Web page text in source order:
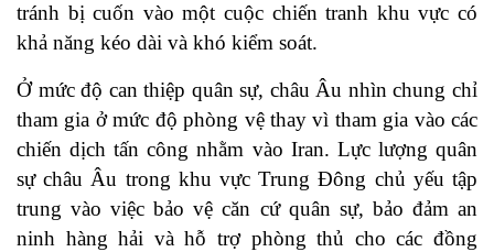
tránh bị cuốn vào một cuộc chiến tranh khu vực có
khả năng kéo dài và khó kiểm soát.
Ở mức độ can thiệp quân sự, châu Âu nhìn chung chỉ
tham gia ở mức độ phòng vệ thay vì tham gia vào các
chiến dịch tấn công nhằm vào Iran. Lực lượng quân
sự châu Âu trong khu vực Trung Đông chủ yếu tập
trung vào việc bảo vệ căn cứ quân sự, bảo đảm an
ninh hàng hải và hỗ trợ phòng thủ cho các đồng